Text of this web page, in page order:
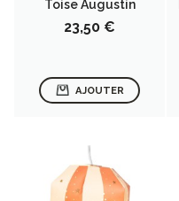
Toise Augustin
Prix
23,50 €
AJOUTER